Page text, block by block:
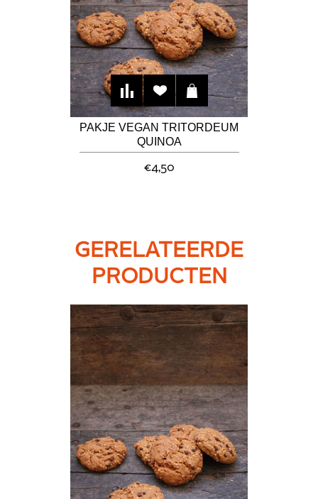
PAKJE VEGAN TRITORDEUM
QUINOA
CHOCOLADEKOEKJES
€4,50
GERELATEERDE
PRODUCTEN